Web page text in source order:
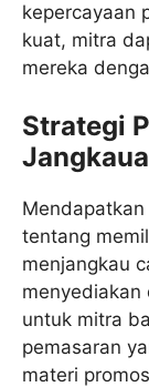
kepercayaan
kuat, mitra
mereka
Strategi
tentang
menjangkau
menyediakan
untuk mitra
pemasaran
materi